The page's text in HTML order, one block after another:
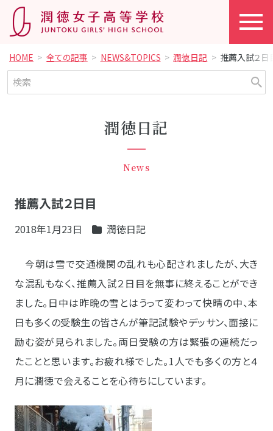
HOME 全ての記事 NEWS&TOPICS 潤徳日記 推薦入試２日
潤徳日記
News
推薦入試２日目
2018年1月23日 潤徳日記
今朝は雪で交通機関の乱れも心配されましたが、大き
な混乱もなく、推薦入試２日目を無事に終えることができ
ました。日中は昨晩の雪とはうって変わって快晴の中、本
日も多くの受験生の皆さんが筆記試験やデッサン、面接に
励む姿が見られました。両日受験の方は緊張の連続だっ
たことと思います。お疲れ様でした。1人でも多くの方と４
月に潤徳で会えることを心待ちにしています。